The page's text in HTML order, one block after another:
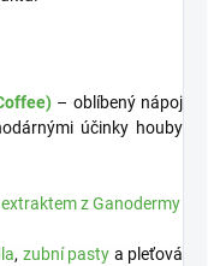
– oblíbený nápoj
účinky houby
extraktem z Ganodermy
, zubní pasty a pleťová